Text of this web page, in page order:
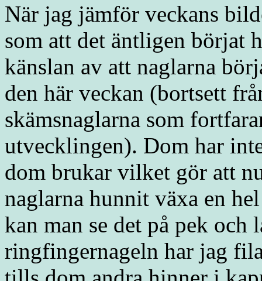
När jag jämför veckans
som att det äntligen börjat
känslan av att naglarna
den här veckan (bortsett
skämsnaglarna som
utvecklingen). Dom har
dom brukar vilket gör att
naglarna hunnit växa en
kan man se det på pek
ringfingernageln har jag